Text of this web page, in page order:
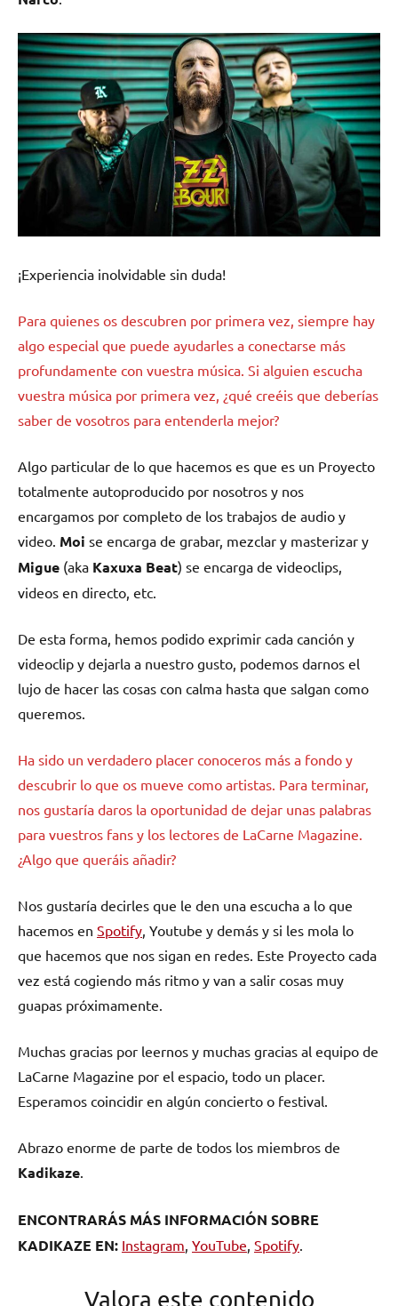
¡Experiencia inolvidable sin duda!
Para quienes os descubren por primera vez, siempre hay
algo especial que puede ayudarles a conectarse más
profundamente con vuestra música. Si alguien escucha
vuestra música por primera vez, ¿qué creéis que deberías
saber de vosotros para entenderla mejor?
Algo particular de lo que hacemos es que es un Proyecto
totalmente autoproducido por nosotros y nos
encargamos por completo de los trabajos de audio y
video. Moi se encarga de grabar, mezclar y masterizar y
Migue (aka Kaxuxa Beat) se encarga de videoclips,
videos en directo, etc.
De esta forma, hemos podido exprimir cada canción y
videoclip y dejarla a nuestro gusto, podemos darnos el
lujo de hacer las cosas con calma hasta que salgan como
queremos.
Ha sido un verdadero placer conoceros más a fondo y
descubrir lo que os mueve como artistas. Para terminar,
nos gustaría daros la oportunidad de dejar unas palabras
para vuestros fans y los lectores de LaCarne Magazine.
¿Algo que queráis añadir?
Nos gustaría decirles que le den una escucha a lo que
hacemos en Spotify , Youtube y demás y si les mola lo
que hacemos que nos sigan en redes. Este Proyecto cada
vez está cogiendo más ritmo y van a salir cosas muy
guapas próximamente.
Muchas gracias por leernos y muchas gracias al equipo de
LaCarne Magazine por el espacio, todo un placer.
Esperamos coincidir en algún concierto o festival.
Abrazo enorme de parte de todos los miembros de
Kadikaze
ENCONTRARÁS MÁS INFORMACIÓN SOBRE
KADIKAZE EN: Instagram YouTube Spotify
Valora este contenido